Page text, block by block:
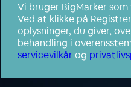
Vi bruger BigMarker
Ved at klikke på
oplysninger, du giver,
behandling i
servicevilkårog